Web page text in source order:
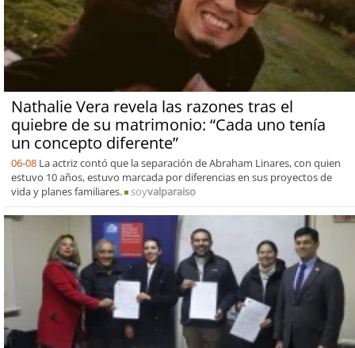
Nathalie Vera revela las razones tras el
quiebre de su matrimonio: “Cada uno tenía
un concepto diferente”
06-08 La actriz contó que la separación de Abraham Linares, con quien
estuvo 10 años, estuvo marcada por diferencias en sus proyectos de
vida y planes familiares.
soyvalparaiso